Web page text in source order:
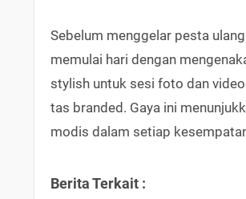
Sebelum menggelar pesta
memulai hari dengan
stylish untuk sesi foto dan
tas branded. Gaya ini
modis dalam setiap
Berita Terkait :